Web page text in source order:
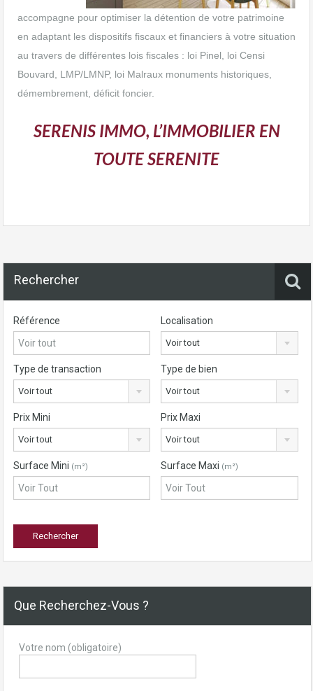
accompagne pour optimiser la détention de votre patrimoine
en adaptant les dispositifs fiscaux et financiers à votre situation
au travers de différentes lois fiscales : loi Pinel, loi Censi
Bouvard, LMP/LMNP, loi Malraux monuments historiques,
démembrement, déficit foncier.
SERENIS IMMO, L’IMMOBILIER EN
TOUTE SERENITE
Rechercher
Référence Localisation
Voir tout
Type de transaction
Voir tout
Type de bien
Voir tout
Prix Mini
Voir tout
Prix Maxi
Voir tout
Surface Mini (m²) Surface Maxi (m²)
Que Recherchez-Vous ?
Votre nom (obligatoire)